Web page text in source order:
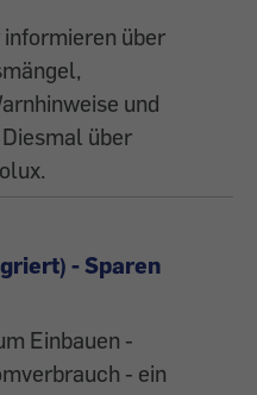
über
und
über
- Sparen
Einbauen -
- ein